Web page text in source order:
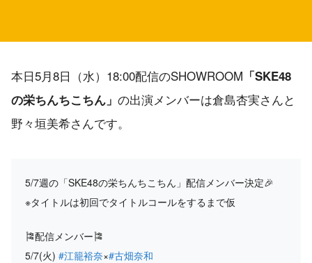
本日5月8日（水）18:00配信のSHOWROOM 「SKE48
の栄ちんちこちん」 の出演メンバーは倉島杏実さんと
野々垣美希さんです。
5/7週の「SKE48の栄ちんちこちん」配信メンバー決定🎉
※タイトルは初回でタイトルコールをするまで仮
🎏配信メンバー🎏
5/7(火) #江籠裕奈×#古畑奈和